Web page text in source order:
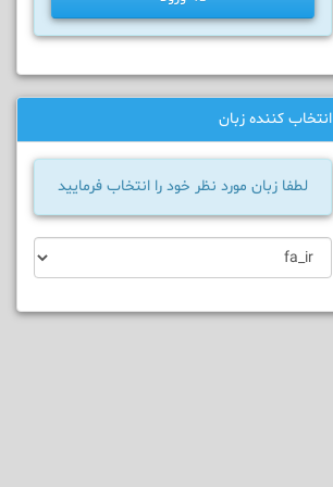
انتخاب کننده زبان
لطفا زبان مورد نظر خود را انتخاب فرمایید